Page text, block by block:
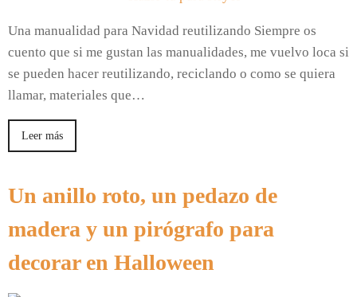
Una manualidad para Navidad reutilizando Siempre os
cuento que si me gustan las manualidades, me vuelvo loca si
se pueden hacer reutilizando, reciclando o como se quiera
llamar, materiales que…
Leer más
Un anillo roto, un pedazo de
madera y un pirógrafo para
decorar en Halloween